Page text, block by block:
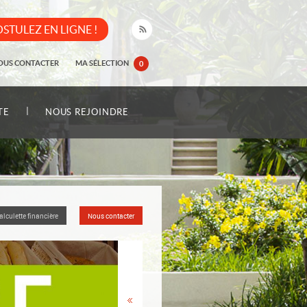
EN LIGNE !
CONTACTER MA SÉLECTION 0
NOUS REJOINDRE
financière Nous contacter